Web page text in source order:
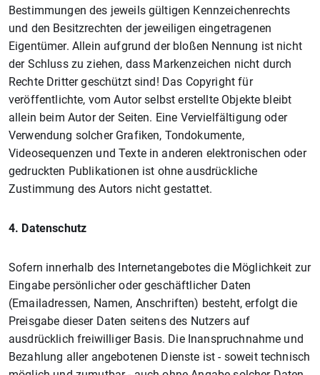
Bestimmungen des jeweils gültigen Kennzeichenrechts
und den Besitzrechten der jeweiligen eingetragenen
Eigentümer. Allein aufgrund der bloßen Nennung ist nicht
der Schluss zu ziehen, dass Markenzeichen nicht durch
Rechte Dritter geschützt sind! Das Copyright für
veröffentlichte, vom Autor selbst erstellte Objekte bleibt
allein beim Autor der Seiten. Eine Vervielfältigung oder
Verwendung solcher Grafiken, Tondokumente,
Videosequenzen und Texte in anderen elektronischen oder
gedruckten Publikationen ist ohne ausdrückliche
Zustimmung des Autors nicht gestattet.
4. Datenschutz
Sofern innerhalb des Internetangebotes die Möglichkeit zur
Eingabe persönlicher oder geschäftlicher Daten
(Emailadressen, Namen, Anschriften) besteht, erfolgt die
Preisgabe dieser Daten seitens des Nutzers auf
ausdrücklich freiwilliger Basis. Die Inanspruchnahme und
Bezahlung aller angebotenen Dienste ist - soweit technisch